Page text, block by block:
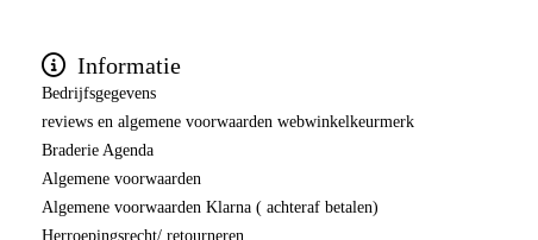
Informatie
Bedrijfsgegevens
reviews en algemene voorwaarden webwinkelkeurmerk
Braderie Agenda
Algemene voorwaarden
Algemene voorwaarden Klarna ( achteraf betalen)
Herroepingsrecht/ retourneren